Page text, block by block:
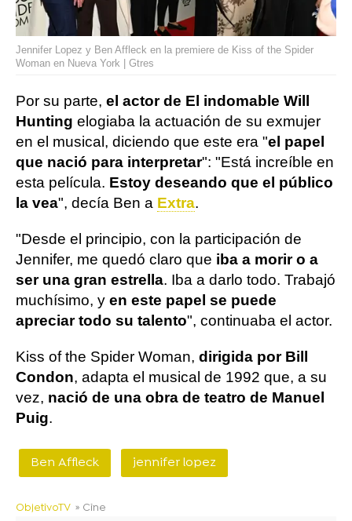
Jennifer Lopez y Ben Affleck en la premiere de Kiss of the Spider
Woman en Nueva York | Gtres
Por su parte, el actor de El indomable Will
Hunting elogiaba la actuación de su exmujer
en el musical, diciendo que este era "el papel
que nació para interpretar": "Está increíble en
esta película. Estoy deseando que el público
la vea", decía Ben a Extra.
"Desde el principio, con la participación de
Jennifer, me quedó claro que iba a morir o a
ser una gran estrella. Iba a darlo todo. Trabajó
muchísimo, y en este papel se puede
apreciar todo su talento", continuaba el actor.
Kiss of the Spider Woman, dirigida por Bill
Condon, adapta el musical de 1992 que, a su
vez, nació de una obra de teatro de Manuel
Puig.
Ben Affleck jennifer lopez
ObjetivoTV » Cine